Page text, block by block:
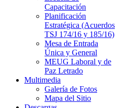
Capacitación
Planificación
Estratégica (Acuerdos
TSJ 174/16 y 185/16)
Mesa de Entrada
Única y General
MEUG Laboral y de
Paz Letrado
Multimedia
Galería de Fotos
Mapa del Sitio